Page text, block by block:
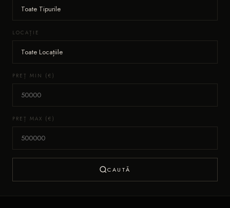
LOCAȚIE
PREȚ MIN (€)
PREȚ MAX (€)
CAUTĂ